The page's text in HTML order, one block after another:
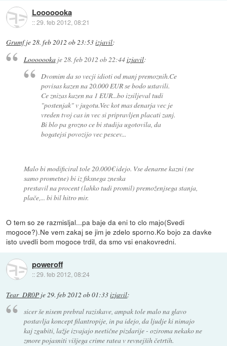
Looooooka
::29. feb 2012, 08:21
Grumfje28. feb 2012 ob 23:53izjavil:
Looooookaje28. feb 2012 ob 22:44izjavil:
Dvomim da so vecji idioti od manj premoznih.Ce
povisas kazen na 20.000 EUR se bodo ustavili.
Ce znizas kazen na 1 EUR...bo izsiljeval tudi
"postenjak" v jugotu.Vec kot mas denarja vec je
vreden tvoj cas in vec si pripravljen placati zanj.
Bi blo pa grozno ce bi studija ugotovila, da
bogatejsi povozijo vec pescev...
Malo bi modificiral tole 20.000€ idejo. Vse denarne kazni (ne
samo prometne) bi iz fiksnega zneska
prestavil na procent (lahko tudi promil) premoženjsega stanja,
plače,... bi bil hitro mir.
O tem so ze razmisljal...pa baje da eni to clo majo(Svedi
mogoce?).Ne vem zakaj se jim je zdelo sporno.Ko bojo za davke
isto uvedli bom mogoce trdil, da smo vsi enakovredni.
poweroff
::29. feb 2012, 08:24
Tear_DR0P je 29. feb 2012 ob 01:33izjavil:
sicer še nisem prebral raziskave, ampak tole malo na glavo
postavlja koncept filantropije, in pa idejo, da ljudje ki nimajo
kaj zgubiti, lažje izvajajo neetične pizdarije - oziroma nekako ne
zmore pojasniti višjega crime ratea v revnejših četrtih.